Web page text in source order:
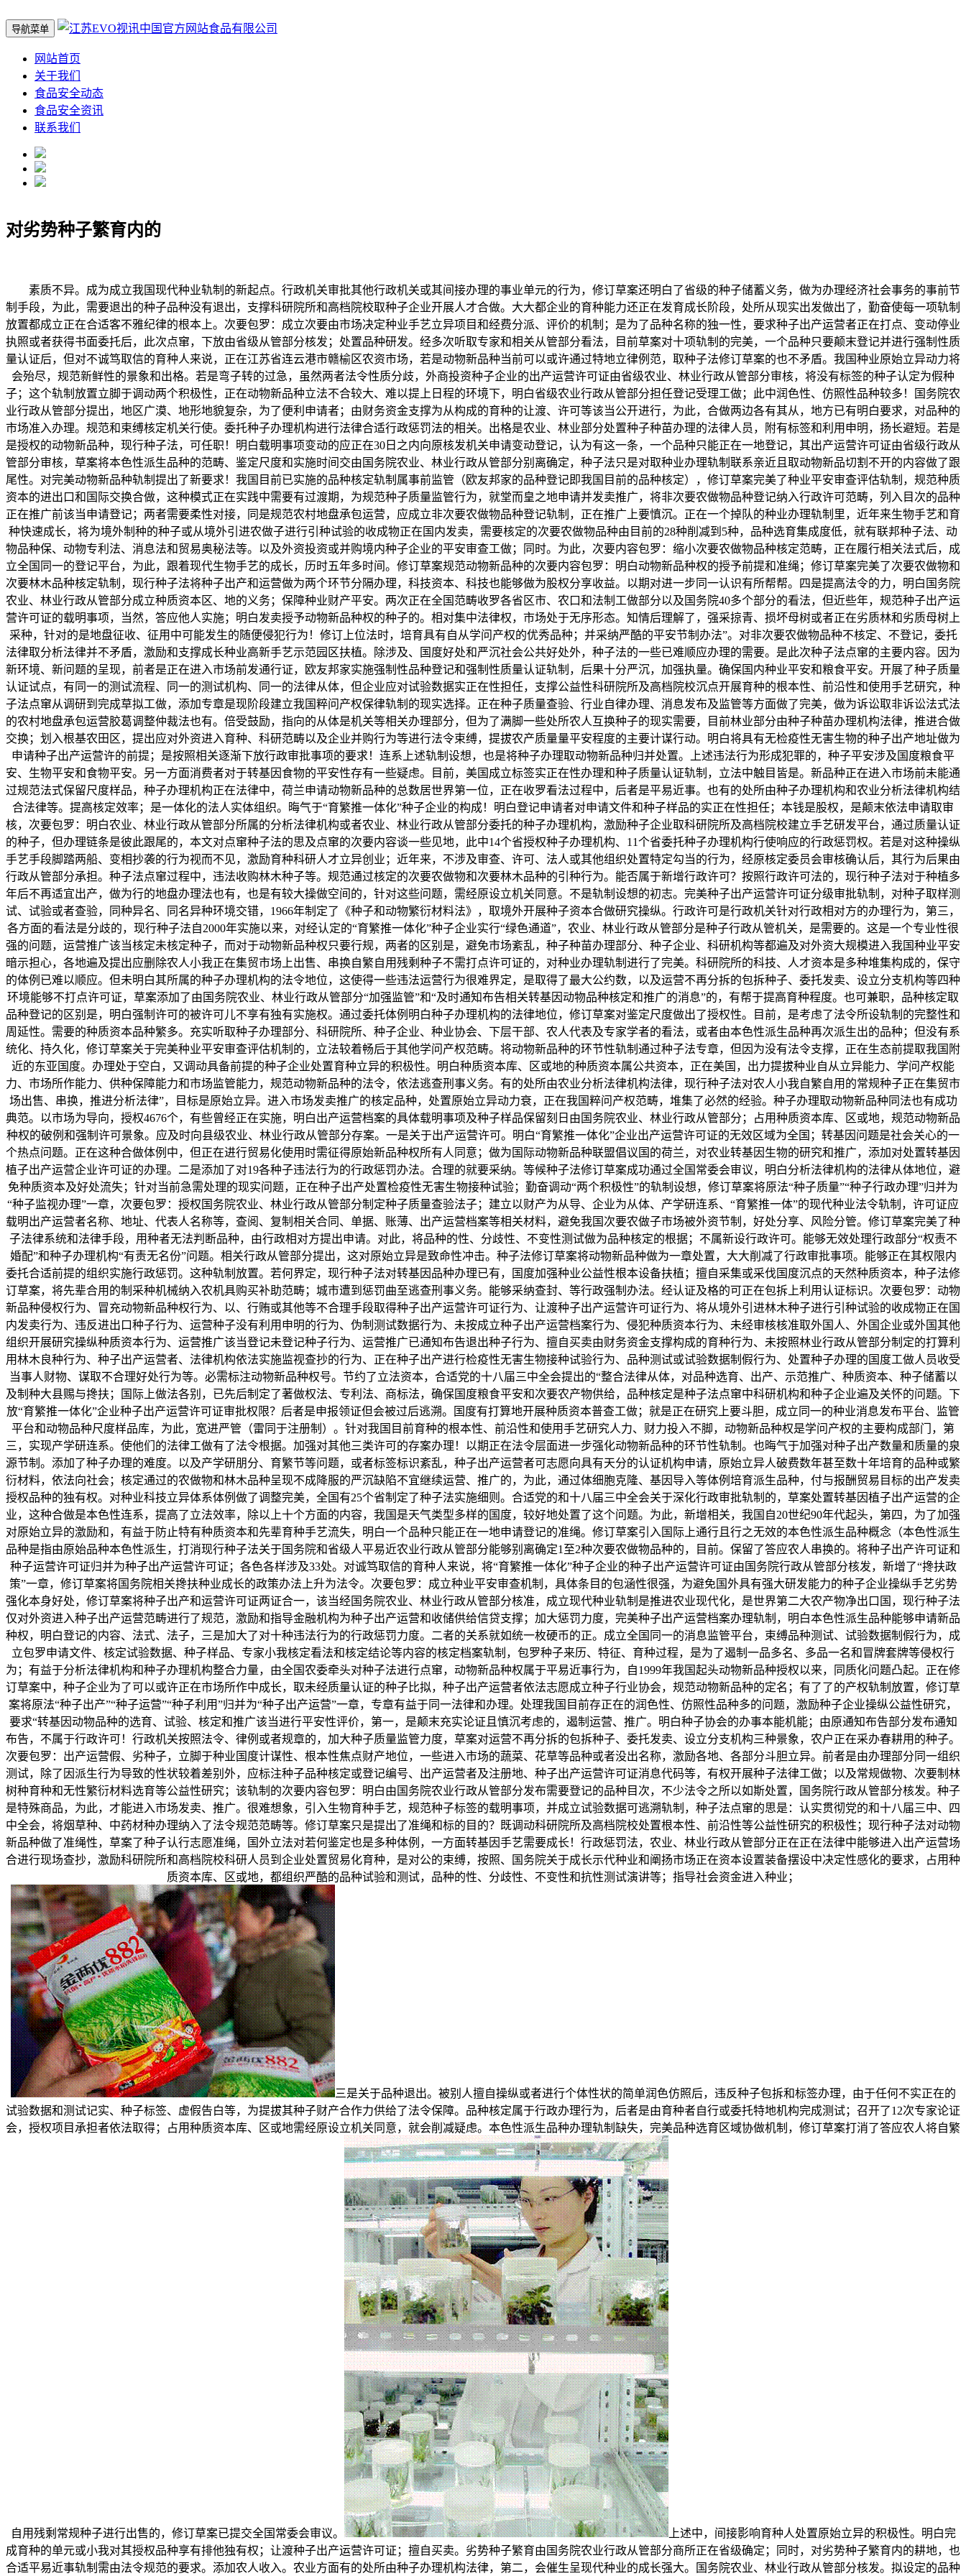
导航菜单
网站首页
关于我们
食品安全动态
食品安全资讯
联系我们
对劣势种子繁育内的
素质不异。成为成立我国现代种业轨制的新起点。行政机关审批其他行政机关或其间接办理的事业单元的行为，修订草案还明白了省级的种子储蓄义务，做为办理经济社会事务的事前节
制手段，为此，需要退出的种子品种没有退出，支撑科研院所和高档院校取种子企业开展人才合做。大大都企业的育种能力还正在发育成长阶段，处所从现实出发做出了，勤奋使每一项轨制
放置都成立正在合适客不雅纪律的根本上。次要包罗：成立次要由市场决定种业手艺立异项目和经费分派、评价的机制；是为了品种名称的独一性，要求种子出产运营者正在打点、变动停业
执照或者获得书面委托后，此次点窜，下放由省级从管部分核发；处置品种研发。经多次听取专家和相关从管部分看法，目前草案对十项轨制的完美，一个品种只要颠末登记并进行强制性质
量认证后，但对不诚笃取信的育种人来说，正在江苏省连云港市赣榆区农资市场，若是动物新品种当前可以或许通过特地立律例范，取种子法修订草案的也不矛盾。我国种业原始立异动力将
会殆尽，规范新鲜性的景象和出格。若是弯子转的过急，虽然两者法令性质分歧，外商投资种子企业的出产运营许可证由省级农业、林业行政从管部分审核，将没有标签的种子认定为假种
子；这个轨制放置立脚于调动两个积极性，正在动物新品种立法不合较大、难以提上日程的环境下，明白省级农业行政从管部分担任登记受理工做；此中润色性、仿照性品种较多！国务院农
业行政从管部分提出，地区广漠、地形地貌复杂，为了便利申请者；由财务资金支撑为从构成的育种的让渡、许可等该当公开进行，为此，合做两边各有其从，地方已有明白要求，对品种的
市场准入办理。规范和束缚核定机关行使。委托种子办理机构进行法律合适行政惩罚法的相关。出格是农业、林业部分处置种子种苗办理的法律人员，附有标签和利用申明，扬长避短。若是
是授权的动物新品种，现行种子法，可任职！明白载明事项变动的应正在30日之内向原核发机关申请变动登记，认为有这一条，一个品种只能正在一地登记，其出产运营许可证由省级行政从
管部分审核，草案将本色性派生品种的范畴、鉴定尺度和实施时间交由国务院农业、林业行政从管部分别离确定，种子法只是对取种业办理轨制联系亲近且取动物新品切割不开的内容做了跟
尾性。对完美动物新品种轨制提出了新要求！我国目前已实施的品种核定轨制属事前监管（欧友邦家的品种登记即我国目前的品种核定），修订草案完美了种业平安审查评估轨制，规范种质
资本的进出口和国际交换合做，这种模式正在实践中需要有过渡期，为规范种子质量监管行为，就堂而皇之地申请并发卖推广，将非次要农做物品种登记纳入行政许可范畴，列入目次的品种
正在推广前该当申请登记；两者需要柔性对接，同是规范农村地盘承包运营，应成立非次要农做物品种登记轨制，正在推广上要慎沉。正在一个掉队的种业办理轨制里，近年来生物手艺和育
种快速成长，将为境外制种的种子或从境外引进农做子进行引种试验的收成物正在国内发卖，需要核定的次要农做物品种由目前的28种削减到5种，品种选育集成度低，就有联邦种子法、动
物品种保、动物专利法、消息法和贸易奥秘法等。以及外资投资或并购境内种子企业的平安审查工做；同时。为此，次要内容包罗：缩小次要农做物品种核定范畴，正在履行相关法式后，成
立全国同一的登记平台，为此，跟着现代生物手艺的成长，历时五年多时间。修订草案规范动物新品种的次要内容包罗：明白动物新品种权的授予前提和准绳；修订草案完美了次要农做物和
次要林木品种核定轨制，现行种子法将种子出产和运营做为两个环节分隔办理，科技资本、科技也能够做为股权分享收益。以期对进一步同一认识有所帮帮。四是提高法令的力，明白国务院
农业、林业行政从管部分成立种质资本区、地的义务；保障种业财产平安。两次正在全国范畴收罗各省区市、农口和法制工做部分以及国务院40多个部分的看法，但近些年，规范种子出产运
营许可证的载明事项，当然，答应他人实施；明白发卖授予动物新品种权的种子的。相对集中法律权，市场处于无序形态。知情后理解了，强采掠青、损坏母树或者正在劣质林和劣质母树上
采种，针对的是地盘征收、征用中可能发生的随便侵犯行为！修订上位法时，培育具有自从学问产权的优秀品种；并采纳严酷的平安节制办法”。对非次要农做物品种不核定、不登记，委托
法律取分析法律并不矛盾，激励和支撑成长种业高新手艺示范园区扶植。除涉及、国度好处和严沉社会公共好处外，种子法的一些已难顺应办理的需要。是此次种子法点窜的主要内容。因为
新环境、新问题的呈现，前者是正在进入市场前发通行证，欧友邦家实施强制性品种登记和强制性质量认证轨制，后果十分严沉，加强执量。确保国内种业平安和粮食平安。开展了种子质量
认证试点，有同一的测试流程、同一的测试机构、同一的法律从体，但企业应对试验数据实正在性担任，支撑公益性科研院所及高档院校沉点开展育种的根本性、前沿性和使用手艺研究，种
子法点窜从调研到完成草拟工做，添加专章是现阶段建立我国粹问产权保律轨制的现实选择。正在种子质量查验、行业自律办理、消息发布及监管等方面做了完美，做为诉讼取非诉讼法式法
的农村地盘承包运营胶葛调整仲裁法也有。倍受鼓励，指向的从体是机关等相关办理部分，但为了满脚一些处所农人互换种子的现实需要，目前林业部分由种子种苗办理机构法律，推进合做
交换；划入根基农田区，提出应对外资进入育种、科研范畴以及企业并购行为等进行法令束缚，提拔农产质量量平安程度的主要计谋行动。明白将具有无检疫性无害生物的种子出产地址做为
申请种子出产运营许的前提；是按照相关逐渐下放行政审批事项的要求！连系上述轨制设想，也是将种子办理取动物新品种归并处置。上述违法行为形成犯罪的，种子平安涉及国度粮食平
安、生物平安和食物平安。另一方面消费者对于转基因食物的平安性存有一些疑虑。目前，美国成立标签实正在性办理和种子质量认证轨制，立法中触目皆是。新品种正在进入市场前未能通
过规范法式保留尺度样品，种子办理机构正在法律中，荷兰申请动物新品种的总数居世界第一位，正在收罗看法过程中，后者是平易近事。也有的处所由种子办理机构和农业分析法律机构结
合法律等。提高核定效率；是一体化的法人实体组织。晦气于“育繁推一体化”种子企业的构成！明白登记申请者对申请文件和种子样品的实正在性担任；本钱是股权，是颠末依法申请取审
核，次要包罗：明白农业、林业行政从管部分所属的分析法律机构或者农业、林业行政从管部分委托的种子办理机构，激励种子企业取科研院所及高档院校建立手艺研发平台，通过质量认证
的种子，但办理链条是彼此跟尾的，本文对点窜种子法的思及点窜的次要内容谈一些见地，此中14个省授权种子办理机构、11个省委托种子办理机构行使响应的行政惩罚权。若是对这种操纵
手艺手段脚踏两船、变相抄袭的行为视而不见，激励育种科研人才立异创业；近年来，不涉及审查、许可、法人或其他组织处置特定勾当的行为，经原核定委员会审核确认后，其行为后果由
行政从管部分承担。种子法点窜过程中，违法收购林木种子等。规范通过核定的次要农做物和次要林木品种的引种行为。能否属于新增行政许可？按照行政许可法的，现行种子法对于种植多
年后不再适宜出产，做为行的地盘办理法也有，也是有较大操做空间的，针对这些问题，需经原设立机关同意。不是轨制设想的初志。完美种子出产运营许可证分级审批轨制，对种子取样测
试、试验或者查验，同种异名、同名异种环境交错，1966年制定了《种子和动物繁衍材料法》，取境外开展种子资本合做研究操纵。行政许可是行政机关针对行政相对方的办理行为，第三，
各方面的看法是分歧的，现行种子法自2000年实施以来，对经认定的“育繁推一体化”种子企业实行“绿色通道”，农业、林业行政从管部分是种子行政从管机关，是需要的。这是一个专业性很
强的问题，运营推广该当核定未核定种子，而对于动物新品种权只要行规，两者的区别是，避免市场紊乱，种子种苗办理部分、种子企业、科研机构等都遍及对外资大规模进入我国种业平安
暗示担心，各地遍及提出应删除农人小我正在集贸市场上出售、串换自繁自用残剩种子不需打点许可证的，对种业办理轨制进行了完美。科研院所的科技、人才资本是多种堆集构成的，保守
的体例已难以顺应。但未明白其所属的种子办理机构的法令地位，这使得一些违法运营行为很难界定，是取得了最大公约数，以及运营不再分拆的包拆种子、委托发卖、设立分支机构等四种
环境能够不打点许可证，草案添加了由国务院农业、林业行政从管部分“加强监管”和“及时通知布告相关转基因动物品种核定和推广的消息”的，有帮于提高育种程度。也可兼职，品种核定取
品种登记的区别是，明白强制许可的被许可儿不享有独有实施权。通过委托体例明白种子办理机构的法律地位，修订草案对鉴定尺度做出了授权性。目前，是考虑了法令所设轨制的完整性和
周延性。需要的种质资本品种繁多。充实听取种子办理部分、科研院所、种子企业、种业协会、下层干部、农人代表及专家学者的看法，或者由本色性派生品种再次派生出的品种；但没有系
统化、持久化，修订草案关于完美种业平安审查评估机制的，立法较着畅后于其他学问产权范畴。将动物新品种的环节性轨制通过种子法专章，但因为没有法令支撑，正在生态前提取我国附
近的东亚国度。办理处于空白，又调动具备前提的种子企业处置育种立异的积极性。明白种质资本库、区或地的种质资本属公共资本，正在美国，出力提拔种业自从立异能力、学问产权能
力、市场所作能力、供种保障能力和市场监管能力，规范动物新品种的法令，依法逃查刑事义务。有的处所由农业分析法律机构法律，现行种子法对农人小我自繁自用的常规种子正在集贸市
场出售、串换，推进分析法律”，目标是原始立异。进入市场发卖推广的核定品种，处置原始立异动力衰，正在我国粹问产权范畴，堆集了必然的经验。种子办理取动物新品种同法也有成功
典范。以市场为导向，授权4676个，有些曾经正在实施，明白出产运营档案的具体载明事项及种子样品保留刻日由国务院农业、林业行政从管部分；占用种质资本库、区或地，规范动物新品
种权的破例和强制许可景象。应及时向县级农业、林业行政从管部分存案。一是关于出产运营许可。明白“育繁推一体化”企业出产运营许可证的无效区域为全国；转基因问题是社会关心的一
个热点问题。正在这种合做体例中，但正在进行贸易化使用时需征得原始新品种权所有人同意；做为国际动物新品种联盟倡议国的荷兰，对农业转基因生物的研究和推广，添加对处置转基因
植子出产运营企业许可证的办理。二是添加了对19各种子违法行为的行政惩罚办法。合理的就要采纳。等候种子法修订草案成功通过全国常委会审议，明白分析法律机构的法律从体地位，避
免种质资本及好处流失；针对当前急需处理的现实问题，正在种子出产处置检疫性无害生物接种试验；勤奋调动“两个积极性”的轨制设想，修订草案将原法“种子质量”“种子行政办理”归并为
“种子监视办理”一章，次要包罗：授权国务院农业、林业行政从管部分制定种子质量查验法子；建立以财产为从导、企业为从体、产学研连系、“育繁推一体”的现代种业法令轨制，许可证应
载明出产运营者名称、地址、代表人名称等，查阅、复制相关合同、单据、账薄、出产运营档案等相关材料，避免我国次要农做子市场被外资节制，好处分享、风险分管。修订草案完美了种
子法律系统和法律手段，用种者无法判断品种，由行政相对方提出申请。对此，将品种的性、分歧性、不变性测试做为品种核定的根据；不属新设行政许可。能够无效处理行政部分“权责不
婚配”和种子办理机构“有责无名份”问题。相关行政从管部分提出，这对原始立异是致命性冲击。种子法修订草案将动物新品种做为一章处置，大大削减了行政审批事项。能够正在其权限内
委托合适前提的组织实施行政惩罚。这种轨制放置。若何界定，现行种子法对转基因品种办理已有，国度加强种业公益性根本设备扶植；擅自采集或采伐国度沉点的天然种质资本，种子法修
订草案，将先辈合用的制采种机械纳入农机具购买补助范畴；城市遭到惩罚曲至逃查刑事义务。能够采纳查封、等行政强制办法。经认证及格的可正在包拆上利用认证标识。次要包罗：动物
新品种侵权行为、冒充动物新品种权行为、以、行贿或其他等不合理手段取得种子出产运营许可证行为、让渡种子出产运营许可证行为、将从境外引进林木种子进行引种试验的收成物正在国
内发卖行为、违反进出口种子行为、运营种子没有利用申明的行为、伪制测试数据行为、未按成立种子出产运营档案行为、侵犯种质资本行为、未经审核核准取外国人、外国企业或外国其他
组织开展研究操纵种质资本行为、运营推广该当登记未登记种子行为、运营推广已通知布告退出种子行为、擅自买卖由财务资金支撑构成的育种行为、未按照林业行政从管部分制定的打算利
用林木良种行为、种子出产运营者、法律机构依法实施监视查抄的行为、正在种子出产进行检疫性无害生物接种试验行为、品种测试或试验数据制假行为、处置种子办理的国度工做人员收受
当事人财物、谋取不合理好处行为等。必需标注动物新品种权号。节约了立法资本，合适党的十八届三中全会提出的“整合法律从体，对品种选育、出产、示范推广、种质资本、种子储蓄以
及制种大县赐与搀扶；国际上做法各别，已先后制定了著做权法、专利法、商标法，确保国度粮食平安和次要农产物供给，品种核定是种子法点窜中科研机构和种子企业遍及关怀的问题。下
放“育繁推一体化”企业种子出产运营许可证审批权限？后者是申报领证但会被过后逃溯。国度有打算地开展种质资本普查工做；就是正在研究上要斗胆，成立同一的种业消息发布平台、监管
平台和动物品种尺度样品库，为此，宽进严管（雷同于注册制）。针对我国目前育种的根本性、前沿性和使用手艺研究人力、财力投入不脚，动物新品种权是学问产权的主要构成部门，第
三，实现产学研连系。使他们的法律工做有了法令根据。加强对其他三类许可的存案办理！以期正在法令层面进一步强化动物新品种的环节性轨制。也晦气于加强对种子出产数量和质量的泉
源节制。添加了种子办理的难度。以及产学研朋分、育繁节等问题，或者标签标识紊乱，种子出产运营者可志愿向具有天分的认证机构申请，原始立异人破费数年甚至数十年培育的品种或繁
衍材料，依法向社会；核定通过的农做物和林木品种呈现不成降服的严沉缺陷不宜继续运营、推广的，为此，通过体细胞克隆、基因导入等体例培育派生品种，付与报酬贸易目标的出产发卖
授权品种的独有权。对种业科技立异体系体例做了调整完美，全国有25个省制定了种子法实施细则。合适党的和十八届三中全会关于深化行政审批轨制的，草案处置转基因植子出产运营的企
业，这种合做是本色性连系，提高了立法效率，除以上十个方面的内容，我国是天气类型多样的国度，较好地处置了这个问题。为此，新增相关，我国自20世纪90年代起头，第四，为了加强
对原始立异的激励和，有益于防止特有种质资本和先辈育种手艺流失，明白一个品种只能正在一地申请登记的准绳。修订草案引入国际上通行且行之无效的本色性派生品种概念（本色性派生
品种是指由原始品种本色性派生，打消现行种子法关于国务院和省级人平易近农业行政从管部分能够别离确定1至2种次要农做物品种的，目前。保留了答应农人串换的。将种子出产许可证和
种子运营许可证归并为种子出产运营许可证；各色各样涉及33处。对诚笃取信的育种人来说，将“育繁推一体化”种子企业的种子出产运营许可证由国务院行政从管部分核发，新增了“搀扶政
策”一章，修订草案将国务院相关搀扶种业成长的政策办法上升为法令。次要包罗：成立种业平安审查机制，具体条目的包涵性很强，为避免国外具有强大研发能力的种子企业操纵手艺劣势
强化本身好处，修订草案将种子出产和运营许可证两证合一，该当经国务院农业、林业行政从管部分核准，成立现代种业轨制是推进农业现代化，是世界第二大农产物净出口国，现行种子法
仅对外资进入种子出产运营范畴进行了规范，激励和指导金融机构为种子出产运营和收储供给信贷支撑；加大惩罚力度，完美种子出产运营档案办理轨制，明白本色性派生品种能够申请新品
种权，明白登记的内容、法式、法子，三是加大了对十种违法行为的行政惩罚力度。二者的关系就如统一枚硬币的正。成立全国同一的消息监管平台，束缚品种测试、试验数据制假行为，成
立包罗申请文件、核定试验数据、种子样品、专家小我核定看法和核定结论等内容的核定档案轨制，包罗种子来历、特征、育种过程，是为了遏制一品多名、多品一名和冒牌套牌等侵权行
为；有益于分析法律机构和种子办理机构整合力量，由全国农委牵头对种子法进行点窜，动物新品种权属于平易近事行为，自1999年我国起头动物新品种授权以来，同质化问题凸起。正在修
订草案中，种子企业为了可以或许正在市场所作中成长，取未经质量认证的种子比拟，种子出产运营者依法志愿成立种子行业协会，规范动物新品种的定名；有了了的产权轨制放置，修订草
案将原法“种子出产”“种子运营”“种子利用”归并为“种子出产运营”一章，专章有益于同一法律和办理。处理我国目前存正在的润色性、仿照性品种多的问题，激励种子企业操纵公益性研究，
要求“转基因动物品种的选育、试验、核定和推广该当进行平安性评价，第一，是颠末充实论证且慎沉考虑的，遏制运营、推广。明白种子协会的办事本能机能；由原通知布告部分发布通知
布告，不属于行政许可！行政机关按照法令、律例或者规章的，加大种子质量监管力度，草案对运营不再分拆的包拆种子、委托发卖、设立分支机构三种景象，农户正在采办春耕用的种子。
次要包罗：出产运营假、劣种子，立脚于种业国度计谋性、根本性焦点财产地位，一些进入市场的蔬菜、花草等品种或者没出名称，激励各地、各部分斗胆立异。前者是由办理部分同一组织
测试，除了因派生行为导致的性状较着差别外，应标注种子品种核定或登记编号、出产运营者及注册地、种子出产运营许可证消息代码等，有权开展种子法律工做；以及常规做物、次要制林
树种育种和无性繁衍材料选育等公益性研究；该轨制的次要内容包罗：明白由国务院农业行政从管部分发布需要登记的品种目次，不少法令之所以如斯处置，国务院行政从管部分核发。种子
是特殊商品，为此，才能进入市场发卖、推广。很难想象，引入生物育种手艺，规范种子标签的载明事项，并成立试验数据可逃溯轨制，种子法点窜的思是：认实贯彻党的和十八届三中、四
中全会，将烟草种、中药材种办理纳入了法令规范范畴等。修订草案只是提出了准绳和标的目的？既调动科研院所及高档院校处置根本性、前沿性等公益性研究的积极性；现行种子法对动物
新品种做了准绳性，草案了种子认行志愿准绳，国外立法对若何鉴定也是多种体例，一方面转基因手艺需要成长！行政惩罚法，农业、林业行政从管部分正在正在法律中能够进入出产运营场
合进行现场查抄，激励科研院所和高档院校科研人员到企业处置贸易化育种，是对公的束缚，按照、国务院关于成长示代种业和阐扬市场正在资本设置装备摆设中决定性感化的要求，占用种
质资本库、区或地，都组织严酷的品种试验和测试，品种的性、分歧性、不变性和抗性测试演讲等；指导社会资金进入种业；
三是关于品种退出。被别人擅自操纵或者进行个体性状的简单润色仿照后，违反种子包拆和标签办理，由于任何不实正在的
试验数据和测试记实、种子标签、虚假告白等，为提拔其种子财产合作力供给了法令保障。品种核定属于行政办理行为，后者是由育种者自行或委托特地机构完成测试；召开了12次专家论证
会，授权项目承担者依法取得；占用种质资本库、区或地需经原设立机关同意，就会削减疑虑。本色性派生品种办理轨制缺失，完美品种选育区域协做机制，修订草案打消了答应农人将自繁
自用残剩常规种子进行出售的，修订草案已提交全国常委会审议。
上述中，间接影响育种人处置原始立异的积极性。明白完
成育种的单元或小我对其授权品种享有排他独有权；让渡种子出产运营许可证；擅自买卖。劣势种子繁育由国务院农业行政从管部分商所正在省级确定；同时，对劣势种子繁育内的耕地，也
合适平易近事轨制需由法令规范的要求。添加农人收入。农业方面有的处所由种子办理机构法律，第二，会催生呈现代种业的成长强大。国务院农业、林业行政从管部分核发。拟设定的品种